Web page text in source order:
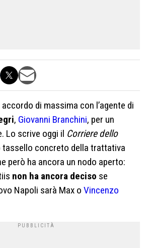
accordo di massima con l’agente di
, Giovanni Branchini, per un
Lo scrive oggi il Corriere dello
concreto della trattativa
però ha ancora un nodo aperto:
non ha ancora deciso se
Napoli sarà Max o Vincenzo